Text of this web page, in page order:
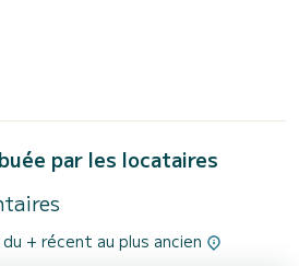
par les locataires
+ récent au plus ancien